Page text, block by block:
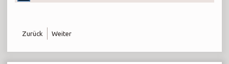
Zurück Weiter